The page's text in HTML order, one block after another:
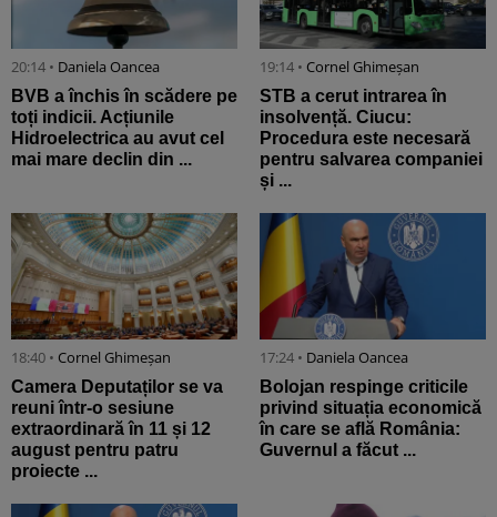
20:14 • Daniela Oancea
BVB a închis în scădere pe
toți indicii. Acțiunile
Hidroelectrica au avut cel
mai mare declin din ...
19:14 • Cornel Ghimeșan
STB a cerut intrarea în
insolvență. Ciucu:
Procedura este necesară
pentru salvarea companiei
și ...
18:40 • Cornel Ghimeșan
Camera Deputaților se va
reuni într-o sesiune
extraordinară în 11 și 12
august pentru patru
proiecte ...
17:24 • Daniela Oancea
Bolojan respinge criticile
privind situația economică
în care se află România:
Guvernul a făcut ...